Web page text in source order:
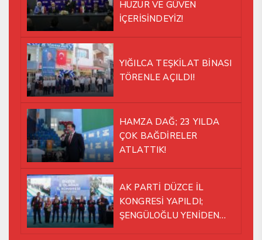
HUZUR VE GÜVEN
İÇERİSİNDEYİZ!
YIĞILCA TEŞKİLAT BİNASI
TÖRENLE AÇILDI!
HAMZA DAĞ; 23 YILDA
ÇOK BAĞDİRELER
ATLATTIK!
AK PARTİ DÜZCE İL
KONGRESİ YAPILDI;
ŞENGÜLOĞLU YENİDEN